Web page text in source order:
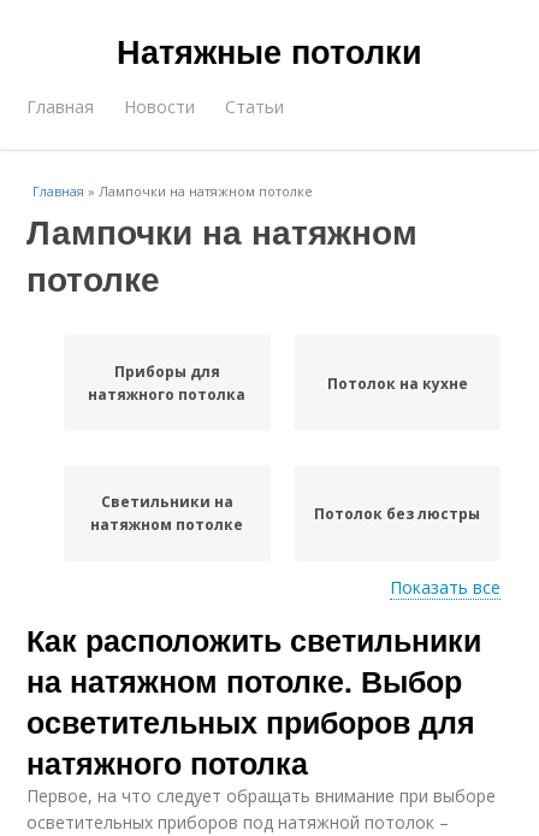
Натяжные потолки
Главная Новости Статьи
Главная »Лампочки на натяжном потолке
Лампочки на натяжном
потолке
Приборы для
натяжного потолка
Потолок на кухне
Светильники на
натяжном потолке
Потолок без люстры
прямоугольной
Светильники на
натяжных потолках
Светильники на
Показать все
Как расположить светильники
на натяжном потолке. Выбор
осветительных приборов для
натяжного потолка
Первое, на что следует обращать внимание при выборе
осветительных приборов под натяжной потолок –